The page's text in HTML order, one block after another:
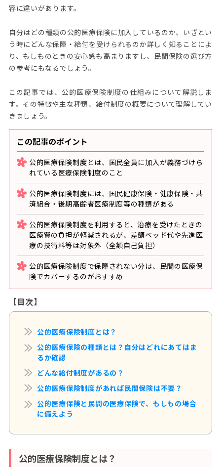
容に違いがあります。
自分はどの種類の公的医療保険に加入しているのか、いざとい
う時にどんな保障・給付を受けられるのか詳しく知ることによ
り、もしものときの安心感も高まりますし、民間保険の選び方
の参考にもなるでしょう。
この記事では、公的医療保険制度の仕組みについて解説しま
す。その特徴や主な種類、給付制度の概要について理解してい
きましょう。
この記事のポイント
公的医療保険制度とは、国民全員に加入が義務づけら
れている医療保険制度のこと
公的医療保険制度には、国民健康保険・健康保険・共
済組合・後期高齢者医療制度等の種類がある
公的医療保険制度を利用すると、治療を受けたときの
医療費の負担が軽減されるが、差額ベッド代や先進医
療の技術料等は対象外（全額自己負担）
公的医療保険制度で保障されない分は、民間の医療保
険でカバーするのがおすすめ
【目次】
公的医療保険制度とは？
公的医療保険の種類とは？自分はどれにあてはま
るか確認
どんな給付制度があるの？
公的医療保険制度があれば民間保険は不要？
公的医療保険と民間の医療保険で、もしもの場合
に備えよう
公的医療保険制度とは？